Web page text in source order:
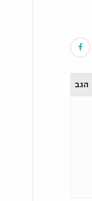
הגב